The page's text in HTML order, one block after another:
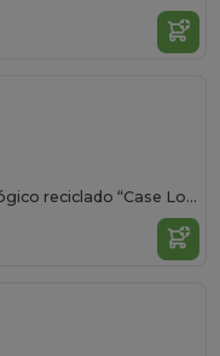
Organizador tecnológico reciclado “Case Logic Invigo”